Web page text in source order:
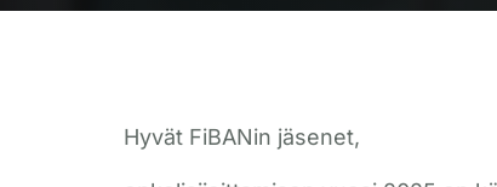
Hyvät FiBANin jäsenet,